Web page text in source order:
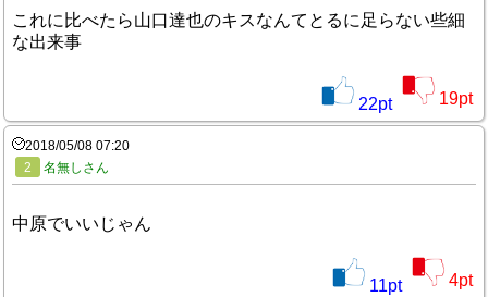
これに比べたら山口達也のキスなんてとるに足らない些細
な出来事
22pt 19pt
2018/05/08 07:20
2
名無しさん
中原でいいじゃん
11pt 4pt